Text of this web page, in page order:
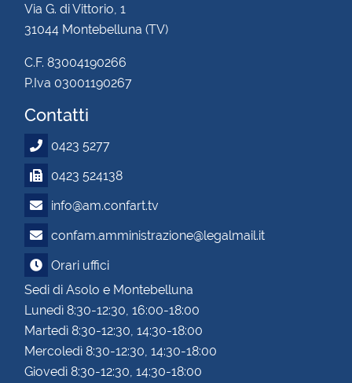
Via G. di Vittorio, 1
31044 Montebelluna (TV)
C.F. 83004190266
P.Iva 03001190267
Contatti
0423 5277
0423 524138
info@am.confart.tv
confam.amministrazione@legalmail.it
Orari uffici
Sedi di Asolo e Montebelluna
Lunedì 8:30-12:30, 16:00-18:00
Martedì 8:30-12:30, 14:30-18:00
Mercoledì 8:30-12:30, 14:30-18:00
Giovedì 8:30-12:30, 14:30-18:00